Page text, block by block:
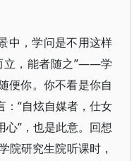
中，学问是不用这样
立，能者随之”——学
便你。你不看是你自
：“自炫自媒者，仕女
”，也是此意。回想
院研究生院听课时，